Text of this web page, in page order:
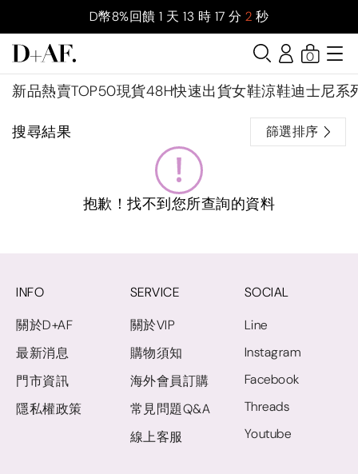
D幣8%回饋 1 天 13 時 17 分 2 秒
新品熱賣TOP50現貨48H快速出貨女鞋涼鞋迪士尼系
0
搜尋結果 篩選排序
抱歉！找不到您所查詢的資料
INFO
關於D+AF
最新消息
門市資訊
隱私權政策
SERVICE
關於VIP
購物須知
海外會員訂購
常見問題Q&A
線上客服
SOCIAL
Line
Instagram
Facebook
Threads
Youtube